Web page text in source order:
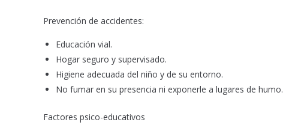
Prevención de accidentes:
Educación vial.
Hogar seguro y supervisado.
Higiene adecuada del niño y de su entorno.
No fumar en su presencia ni exponerle a lugares de humo.
Factores psico-educativos